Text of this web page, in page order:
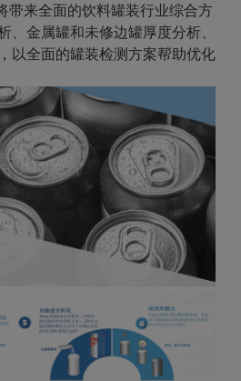
带来全面的饮料罐装行业综合方
、金属罐和未修边罐厚度分析、
以全面的罐装检测方案帮助优化